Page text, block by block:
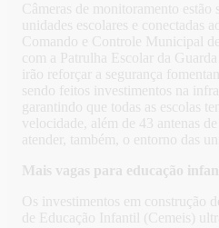
Câmeras de monitoramento estão
unidades escolares e conectadas
Comando e Controle Municipal
com a Patrulha Escolar da
irão reforçar a segurança
sendo feitos investimentos na
garantindo que todas as escolas
velocidade, além de 43 antenas
atender, também, o entorno das
Mais vagas para educação
Os investimentos em construção
de Educação Infantil (Cemeis)